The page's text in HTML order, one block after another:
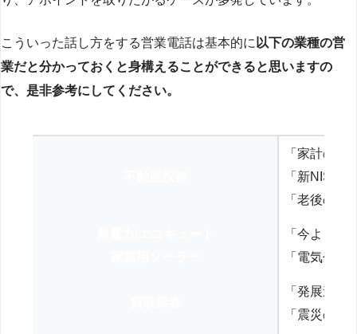
こういった話し方をする営業電話は基本的に 以下の業種の営
業だと分かっておくと身構えることができると思いますの
で、是非参考にしてください。
「家計の見
「新NISA
「老後の
「今より
「電気代を
「発展途
「震災の